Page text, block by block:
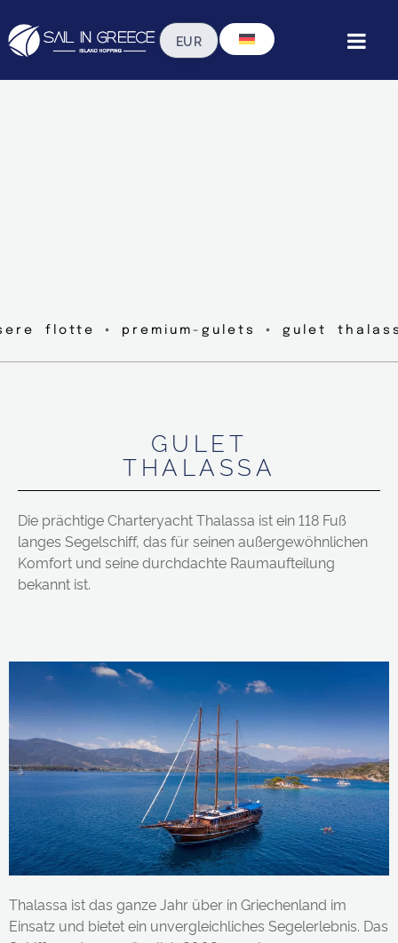
flotte ◦ premium-gulets ◦ gulet
GULET
THALASSA
Die prächtige Charteryacht Thalassa ist ein 118 Fuß
langes Segelschiff, das für seinen außergewöhnlichen
Komfort und seine durchdachte Raumaufteilung
bekannt ist.
Thalassa ist das ganze Jahr über in Griechenland im
Einsatz und bietet ein unvergleichliches Segelerlebnis. Das